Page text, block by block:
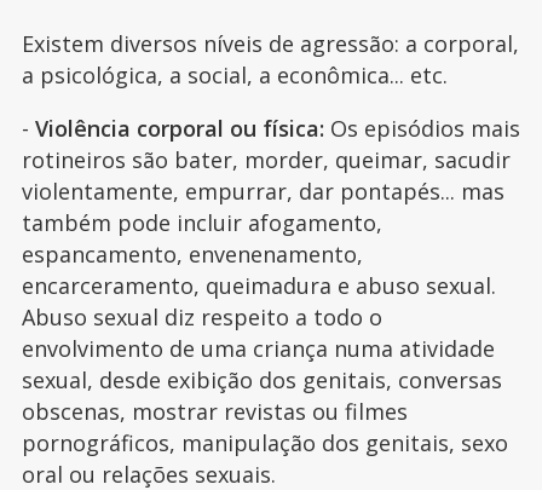
Existem diversos níveis de agressão: a corporal,
a psicológica, a social, a econômica... etc.
- Violência corporal ou física: Os episódios mais
rotineiros são bater, morder, queimar, sacudir
violentamente, empurrar, dar pontapés... mas
também pode incluir afogamento,
espancamento, envenenamento,
encarceramento, queimadura e abuso sexual.
Abuso sexual diz respeito a todo o
envolvimento de uma criança numa atividade
sexual, desde exibição dos genitais, conversas
obscenas, mostrar revistas ou filmes
pornográficos, manipulação dos genitais, sexo
oral ou relações sexuais.